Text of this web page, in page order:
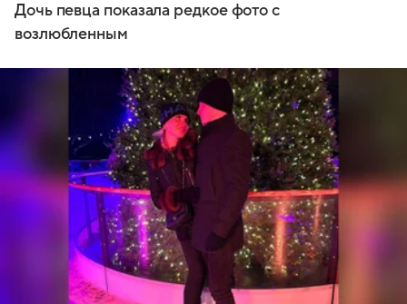
Дочь певца показала редкое фото с
возлюбленным